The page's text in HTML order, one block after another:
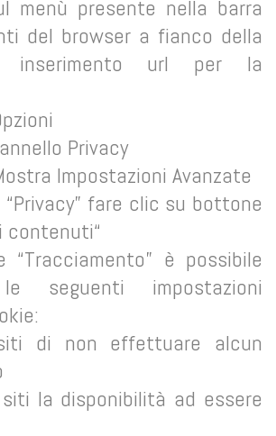
menù presente nella barra
del browser a fianco della
inserimento url per la
Privacy
Impostazioni Avanzate
“Privacy” fare clic su bottone
contenuti“
“Tracciamento” è possibile
seguenti impostazioni
di non effettuare alcun
la disponibilità ad essere